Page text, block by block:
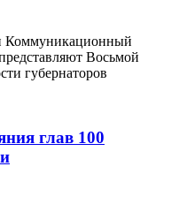
Коммуникационный
Восьмой
губернаторов
глав 100